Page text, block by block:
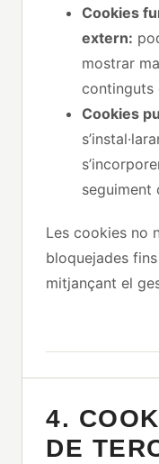
Cookies
extern:
mostrar
continguts
Cookies
seguiment
Les cookies no
bloquejades
mitjançant el
4.
DE